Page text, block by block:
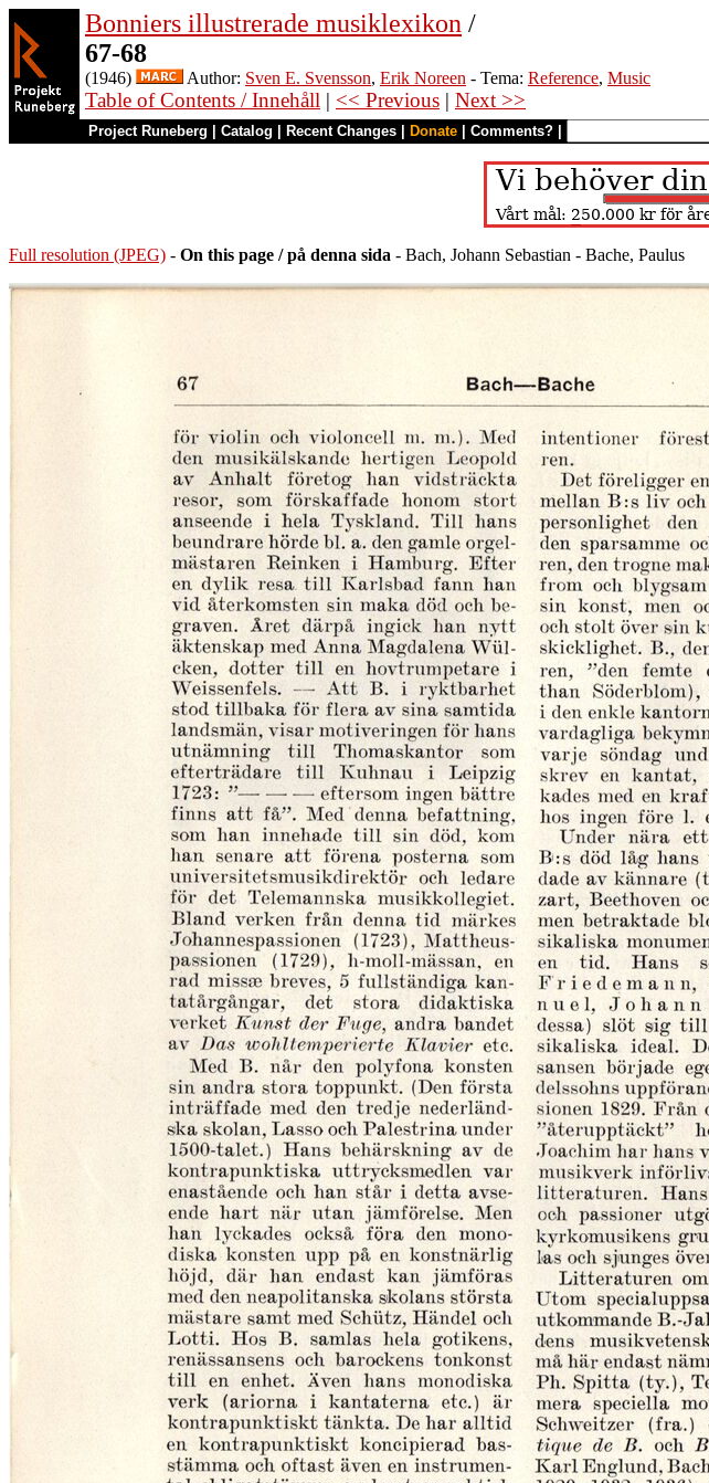
Bonniers illustrerade musiklexikon /
67-68
(1946) Author: Sven E. Svensson, Erik Noreen - Tema: Reference, Music
Table of Contents / Innehåll | << Previous | Next >>
Project Runeberg Catalog Recent Changes Donate Comments?
Full resolution (JPEG) - On this page / på denna sida - Bach, Johann Sebastian - Bache, Paulus